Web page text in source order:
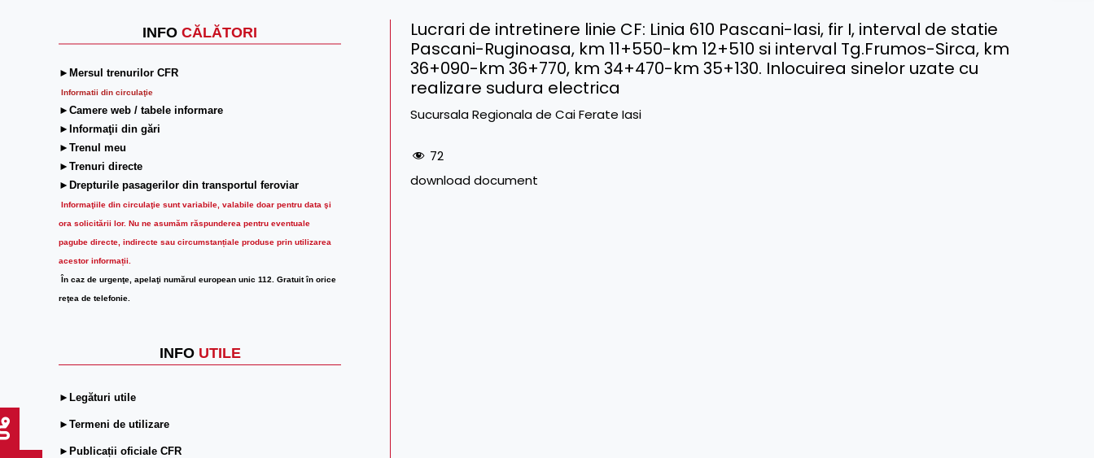
INFO CĂLĂTORI
►Mersul trenurilor CFR
Informatii din circulaţie
►Camere web / tabele informare
►Informaţii din gări
►Trenul meu
►Trenuri directe
►Drepturile pasagerilor din transportul feroviar
Informaţiile din circulaţie sunt variabile, valabile doar pentru data şi
ora solicitării lor. Nu ne asumăm răspunderea pentru eventuale
pagube directe, indirecte sau circumstanțiale produse prin utilizarea
acestor informații.
În caz de urgenţe, apelaţi numărul european unic 112. Gratuit în orice
reţea de telefonie.
INFO UTILE
►Legături utile
►Termeni de utilizare
►Publicații oficiale CFR
Lucrari de intretinere linie CF: Linia 610 Pascani-Iasi, fir I, interval de statie
Pascani-Ruginoasa, km 11+550-km 12+510 si interval Tg.Frumos-Sirca, km
36+090-km 36+770, km 34+470-km 35+130. Inlocuirea sinelor uzate cu
realizare sudura electrica
Sucursala Regionala de Cai Ferate Iasi
72
download document